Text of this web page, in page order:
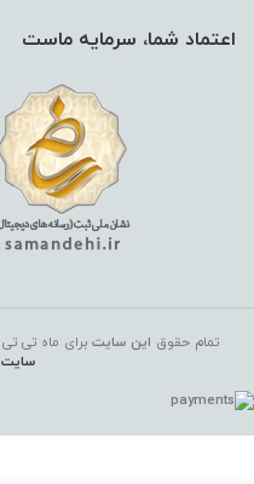
اعتماد شما، سرمایه ماست
تمام حقوق این سایتبرای ماه تی
سایت